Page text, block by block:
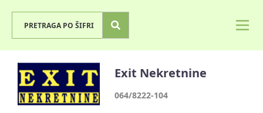
Exit Nekretnine
064/8222-104